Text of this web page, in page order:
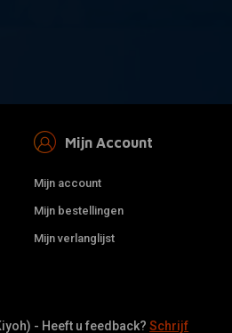
Mijn Account
Mijn account
Mijn bestellingen
Mijn verlanglijst
- Heeft u feedback?Schrijf